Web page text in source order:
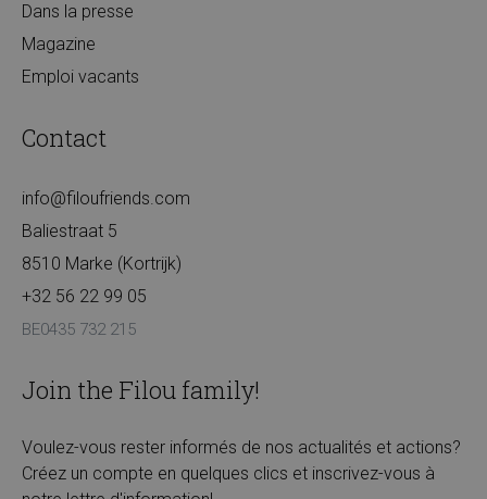
Dans la presse
Magazine
Emploi vacants
Contact
info@filoufriends.com
Baliestraat 5
8510 Marke (Kortrijk)
+32 56 22 99 05
BE0435 732 215
Join the Filou family!
Voulez-vous rester informés de nos actualités et actions?
Créez un compte en quelques clics et inscrivez-vous à